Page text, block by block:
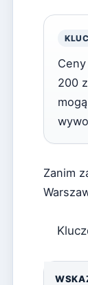
200
Zanim